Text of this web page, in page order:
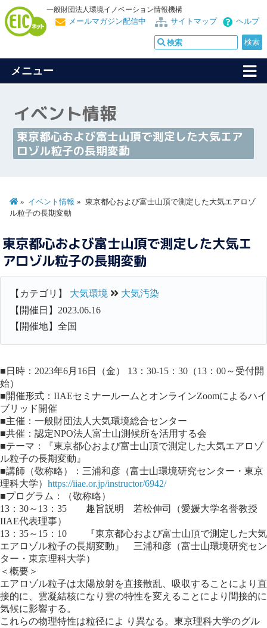
一般財団法人環境イノベーション情報機構
ヘルプ
サイトマップ
メールマガジン配信中
メニュー
イベント情報
東京都心および富士山頂で測定した大気エア
ロゾル粒子の長期変動
イベント情報
東京都心および富士山頂で測定した大気エアロゾ
ル粒子の長期変動
東京都心および富士山頂で測定した大気エ
アロゾル粒子の長期変動
【カテゴリ】 大気環境
大気汚染
【開催日】2023.06.16
【開催地】全国
■日時：2023年6月16日（金） 13：30-15：30（13：00～受付開
始）
■開催形式：IIAEセミナールームとオンラインZoomによるハイ
ブリッド開催
■主催：一般財団法人大気環境総合センター
■共催：認定NPO法人富士山測候所を活用する会
■テーマ：『東京都心および富士山頂で測定した大気エアロゾ
ル粒子の長期変動』
■講師（敬称略）：三浦和彦（富士山環境研究センター・東京
理科大学） https://iiae.or.jp/instructor/6942/
■プログラム：（敬称略）
13：30～13：35 趣旨説明 若松伸司（愛媛大学名誉教授
IIAE代表理事）
13：35～15：10 『東京都心および富士山頂で測定した大気
エアロゾル粒子の長期変動』 三浦和彦（富士山環境研究セン
ター・東京理科大学）
＜概要＞
エアロゾル粒子は太陽放射を直接散乱、吸収することにより直
接的に、雲凝結核になり雲の特性を変えることにより間接的に
気候に影響する。
これらの物理特性は粒径によ り異なる。東京理科大学のグル